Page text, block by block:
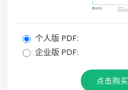
个人版 PDF:
企业版 PDF:
点击购买